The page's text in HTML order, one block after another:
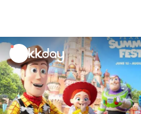
unread
notifications